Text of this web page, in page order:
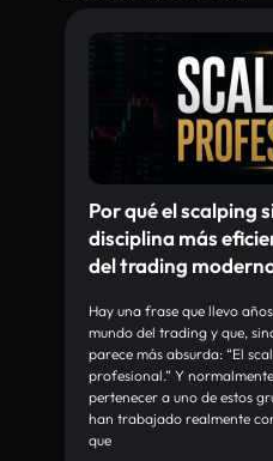
Por qué el scalping
disciplina más
del trading
Hay una frase que llevo
mundo del trading y que,
parece más absurda: “El
profesional.” Y
pertenecer a uno de estos
han trabajado realmente
que